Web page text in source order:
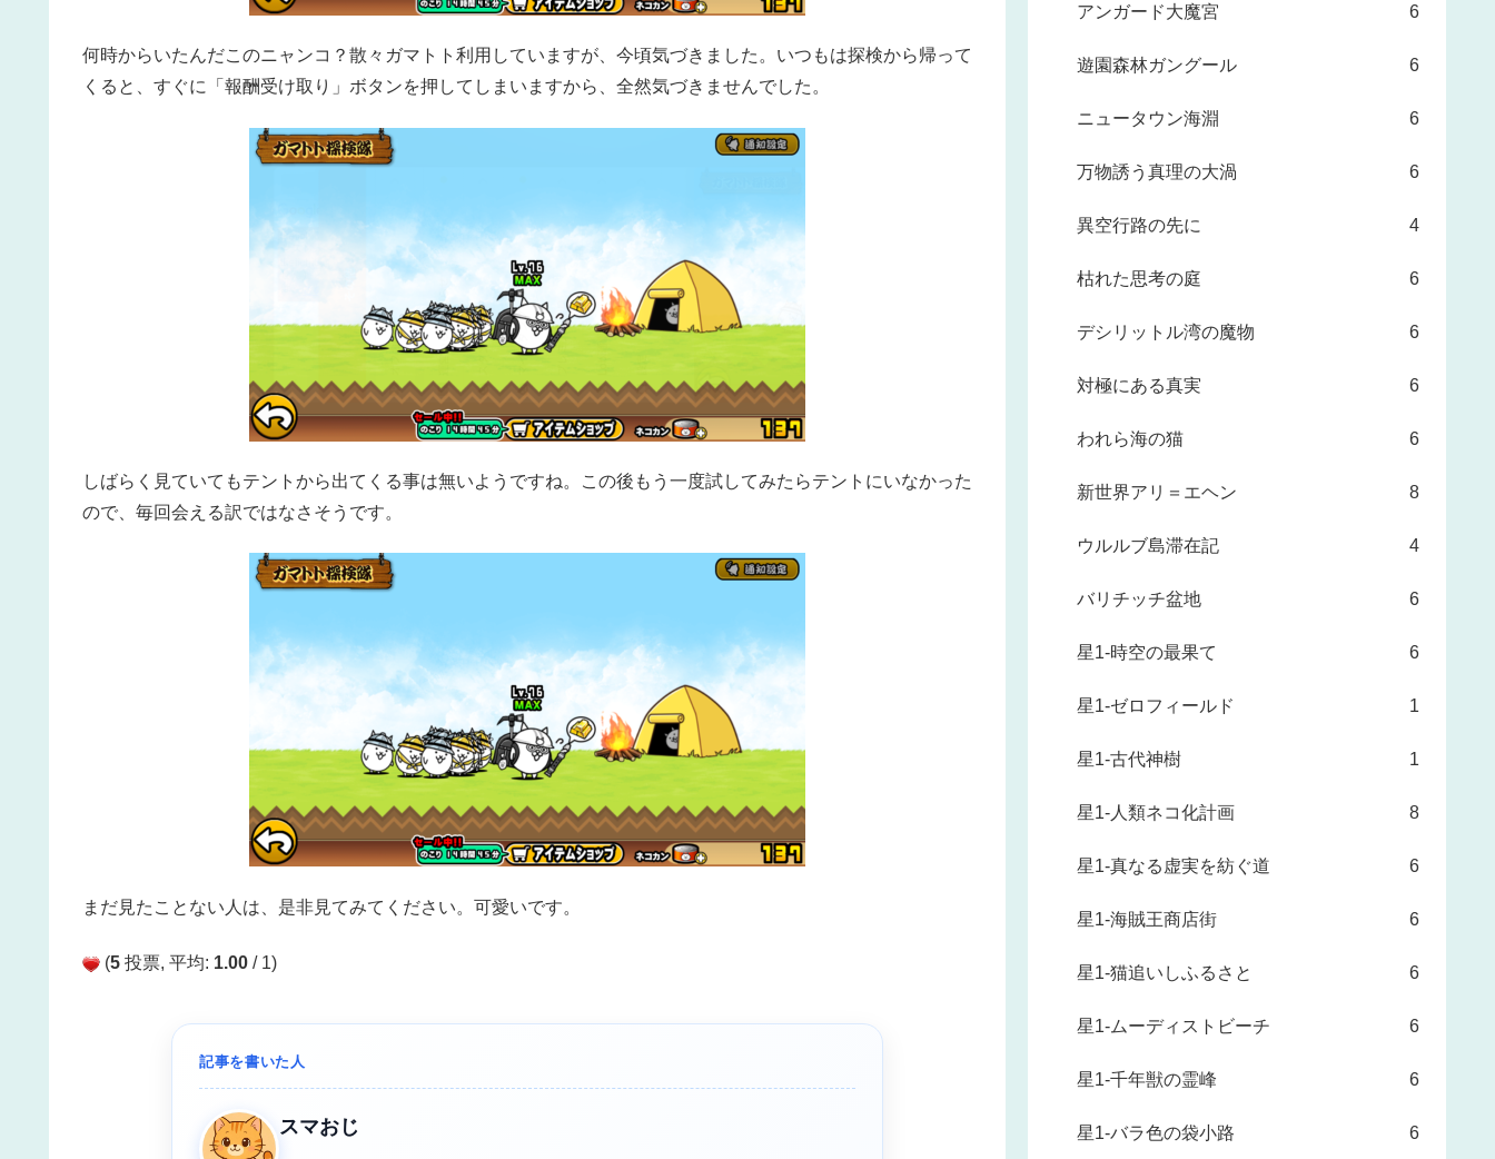
何時からいたんだこのニャンコ？散々ガマトト利用していますが、今頃気づきました。いつもは探検から帰って
くると、すぐに「報酬受け取り」ボタンを押してしまいますから、全然気づきませんでした。
しばらく見ていてもテントから出てくる事は無いようですね。この後もう一度試してみたらテントにいなかった
ので、毎回会える訳ではなさそうです。
まだ見たことない人は、是非見てみてください。可愛いです。
(5 投票, 平均: 1.00 / 1)
記事を書いた人
スマおじ
アンガード大魔宮 6
遊園森林ガングール 6
ニュータウン海淵 6
万物誘う真理の大渦 6
異空行路の先に 4
枯れた思考の庭 6
デシリットル湾の魔物 6
対極にある真実 6
われら海の猫 6
新世界アリ＝エヘン 8
ウルルブ島滞在記 4
バリチッチ盆地 6
星1-時空の最果て 6
星1-ゼロフィールド 1
星1-古代神樹 1
星1-人類ネコ化計画 8
星1-真なる虚実を紡ぐ道 6
星1-海賊王商店街 6
星1-猫追いしふるさと 6
星1-ムーディストビーチ 6
星1-千年獣の霊峰 6
星1-バラ色の袋小路 6